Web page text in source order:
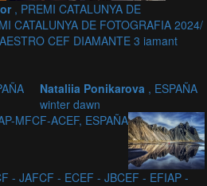
, PREMI CATALUNYA DE
CATALUNYA DE FOTOGRAFIA 2024/
CEF DIAMANTE 3 iamant
Nataliia Ponikarova , ESPAÑA
winter dawn
MFCF-ACEF, ESPAÑA
- JAFCF - ECEF - JBCEF - EFIAP -